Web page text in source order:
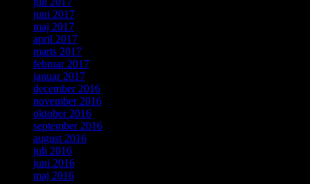
juni 2017
maj 2017
april 2017
marts 2017
februar 2017
januar 2017
december 2016
november 2016
oktober 2016
september 2016
august 2016
juli 2016
juni 2016
maj 2016